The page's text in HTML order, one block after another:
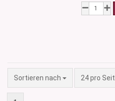
Sortieren nach
Sortieren nach 24 pro
pro Seite